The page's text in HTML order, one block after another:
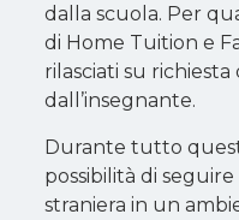
dalla scuola. Per
di Home Tuition e
rilasciati su
dall’insegnante.
Durante tutto
possibilità di
straniera in un